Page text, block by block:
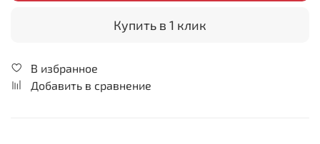
Купить в 1 клик
В избранное
Добавить в сравнение